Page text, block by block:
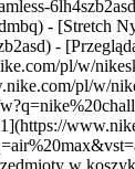
- [Stretch
- [Przeglądaj wg koloru](https://www.nike.com/pl/w/nikeskims-b2asd) - [Obsidian](https://www.nike.com/pl/w/nikeskims-czern-90poyzb2asd) - [Dark Sepia](https://www.nike.com/pl/w/nikeskims-dark-sepia-81pvm) - [Phoenix](https://www.nike.com/pl/w/nikeskims-phoenix-1jhtj) - [Cobalt](https://www.nike.com/pl/w/nikeskims-niebieski-8hfx3zb2asd) - [Ivory](https://www.nike.com/pl/w/nikeskims-biel-4g797zb2asd) Cancel Anuluj Popularne terminy wyszukiwania [challenger](https://www.nike.com/pl/w?q=challenger&vst=challenger)[nike challenger](https://www.nike.com/pl/w?q=nike%20challenger&vst=nike%20challenger)[buty](https://www.nike.com/pl/w?q=buty&vst=buty)[air force 1](https://www.nike.com/pl/w?q=air%20force%201&vst=air%20force%201)[nike mind 001](https://www.nike.com/pl/w?q=nike%20mind%20001&vst=nike%20mind%20001)[shox](https://www.nike.com/pl/w?q=shox&vst=shox)[air max](https://www.nike.com/pl/w?q=air%20max&vst=air%20max)[jordan 4](https://www.nike.com/pl/w?q=jordan%204&vst=jordan%204) [](https://www.nike.com/pl/favorites "Ulubione")[](https://www.nike.com/pl/cart "Przedmioty w koszyku: 0") ## Inspiracja - [Najnowsze](https://www.nike.com/pl/historie) - [DNA](https://www.nike.com/pl/historie/dna) - [Coaching](https://www.nike.com/pl/historie/coaching) - [Sportowcy\*](https://www.nike.com/pl/historie/sportowcy) - [Społeczność](https://www.nike.com/pl/historie/spolecznosc) - [Kultura](https://www.nike.com/pl/historie/kultura) - [Innowacja](https://www.nike.com/pl/historie/innowacja) - [Wszystkie historie](https://www.nike.com/pl/historie/wszystko) Inspiracja # Podcast „Trained”: mistrzowski sen z dr. Durmerem ##### Coaching Nigdy nie dasz z siebie wszystkiego, jeśli nie nauczysz się, jak odpowiednio odpoczywać. Ten ekspert wyjaśnia nam, dlaczego sen ma kluczowe znaczenie dla efektywnego treningu. Ostatnia aktualizacja: 29 czerwca 2022 Czas czytania: 2 min ![Dr Jeffrey Durmer wyjaśnia, jak sen poprawia nasze wyniki](https://static.nike.com/a/images/f_auto/dpr_1.0,cs_srgb/h_2492,c_limit/8991cea1-2494-489e-8fc6-5f3bd4b26aef/dr-jeffrey-durmer-wyja%C5%9Bnia-jak-sen-poprawia-nasze-wyniki.jpg) *Trained* to podcast, w którym omawiamy najnowsze innowacje i odkrycia z dziedziny fitnessu. Gdy ludzie myślą o sprawności fizycznej, sen nie jest zwykle pierwszą kwestią, która przychodzi im do głowy. Jednak gdy dr n. med. Jeffrey Durmer zauważył, że brak snu odbija się na jego sportowych wynikach, a także wynikach jego córek będących profesjonalnymi pływaczkami, uznał, że czas to zbadać. Teraz jako neurolog, neuronaukowiec systemowy oraz lekarz zajmujący się snem dr Durmer pomaga topowym sportowcom. Za sprawą współpracy z ligą NFL i reprezentacją podnoszenia ciężarów Stanów Zjednoczonych podczas największej imprezy sportowej na świecie, która w 2021 roku odbyła się w Tokio, pokazał, w jaki sposób proste techniki, takie jak spanie na zapas, mogą mieć duży wpływ na wyniki. Przede wszystkim pokazał jednak też, że sen *jest* formą regeneracji, a żaden plan treningowy nie jest bez niej kompletny. W tym odcinku Durmer dołącza do prowadzącej Jaclyn Byrer i szczegółowo opowiada, dlaczego sen ma tak kluczowe znaczenie dla naszego zdrowia fizycznego i psychicznego. Zdradza nam także, jak określić, czy śpimy wystarczająco długo, i pokazuje, jak żyć uważniej. ## „Zacznij patrzeć na sen nie jak na koniec dnia, a jak na początek jutra”. __– dr n. med. Jeffrey Durmer__ główny dyrektor medyczny w Nox Health [Posłuchaj teraz](https://nike.sng.link/Dstn5/f83f/pxo1?pcn=Trained&pscn=Trained_S10E2_ArticleLink&_ios_redirect=https%3A%2F%2Fopen.spotify.com%2Fepisode%2F6LnljNY4VmY9uOtNKoGFrx&_android_redirect=https%3A%2F%2Fopen.spotify.com%2Fepisode%2F6LnljNY4VmY9uOtNKoGFrx&_fallback_) Masz pytania dotyczące nastawienia, ruchu, odżywiania, regeneracji lub snu? A może chcesz zaproponować temat lub kolejnego gościa? Napisz do Jaclyn na adres [trained@nike.com](mailto:trained@nike.com), a ona zobaczy, co da się zrobić. Data pierwszej publikacji: 10 marca 2022 Zasoby [Karty upominkowe](https://www.nike.com/pl/karty-upominkowe) [Firmowe karty upominkowe](https://nikegiftcardsforbusiness.com/) [Znajdź sklep](https://www.nike.com/pl/retail/) [Nike Journal](https://www.nike.com/pl/historie) [Dołącz do społeczności członkowskiej](https://www.nike.com/pl/czlonkostwo)